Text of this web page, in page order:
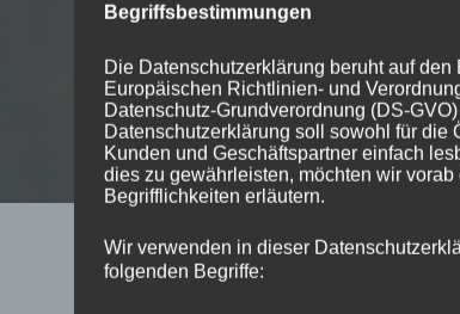
Begriffsbestimmungen
Die Datenschutzerklärung beruht auf
Europäischen Richtlinien- und
Datenschutz-Grundverordnung (DS-
Datenschutzerklärung soll sowohl für die
Kunden und Geschäftspartner einfach
dies zu gewährleisten, möchten wir vorab
Begrifflichkeiten erläutern.
Wir verwenden in dieser
folgenden Begriffe: